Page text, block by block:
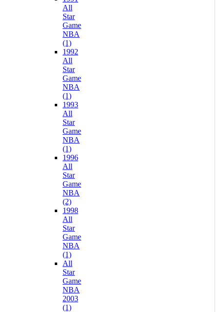
All
Star
Game
NBA
(1)
1992
All
Star
Game
NBA
(1)
1993
All
Star
Game
NBA
(1)
1996
All
Star
Game
NBA
(2)
1998
All
Star
Game
NBA
(1)
All
Star
Game
NBA
2003
(1)